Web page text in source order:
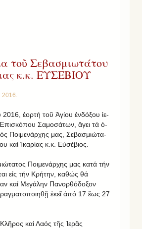
τοῦ Σεβασμιωτάτου
κ.κ. ΕΥΣΕΒΙΟΥ
2016.
2016, ἑ­ορτή τοῦ Ἁ­γίου ἐν­δό­ξου ἱ­ε­
Σα­μο­σά­των, ἄ­γει τά ὀ­
Ποι­με­νάρ­χης μας, Σε­βα­σμι­ώ­τα­
καί Ἰ­κα­ρίας κ.κ. Εὐ­σέ­βιος.
Ποιμενάρχης μας κατά τήν
εἰς τήν Κρήτην, καθώς θά
καί Μεγάλην Πανορθόδοξον
ἐκεῖ ἀπό 17 ἕως 27
καί Λαός τῆς Ἱερᾶς